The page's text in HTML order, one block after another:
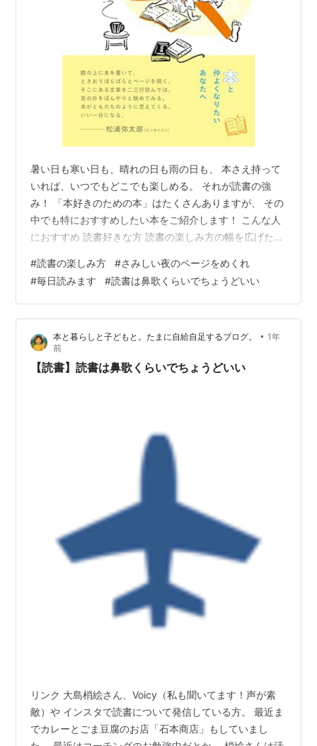
暑い日も寒い日も、晴れの日も雨の日も、 本さえ持って
いれば、いつでもどこでも楽しめる。 それが読書の強
み！ 「本好きのための本」はたくさんありますが、 その
中でも特におすすめしたい本をご紹介します！ こんな人
におすすめ 読書好きな方 読書の楽しみ方の幅を広げたい
めくれ（古賀史健) あらすじ おすすめポイント 毎日読み
ます (ファン・ボルム) 内容紹介 おすすめポイント 読書
は鼻歌くらいでちょうどいい (大島梢絵) 内容紹介 おすす
めポイント まとめ さみしい夜のページをめくれ（古賀史
健) リンク あらすじ うみのなか中学校３年生のタコジロ
#読書の楽しみ方 #さみしい夜のページをめくれ
#毎日読みます #読書は鼻歌くらいでちょうどいい
本と暮らしと子どもと。たまに自給自足するブログ。 • 1年
前
【読書】読書は鼻歌くらいでちょうどいい
リンク 大島梢絵さん、Voicy（私も聞いてます！声が素
敵）や インスタで読書について発信している方。 最近ま
でカレーとごま豆腐のお店「石本商店」もしていまし